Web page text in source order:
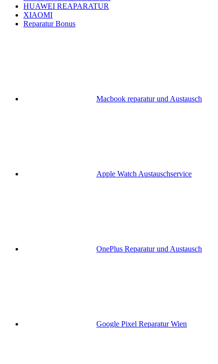
HUAWEI REAPARATUR
XIAOMI
Reparatur Bonus
Macbook reparatur und Austausch
Apple Watch Austauschservice
OnePlus Reparatur und Austausch
Google Pixel Reparatur Wien